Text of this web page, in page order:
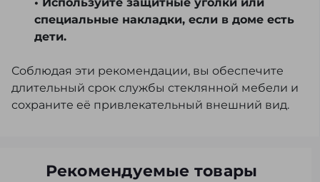
специальные накладки, если в доме есть
дети.
Соблюдая эти рекомендации, вы обеспечите
длительный срок службы стеклянной мебели и
сохраните её привлекательный внешний вид.
Рекомендуемые товары